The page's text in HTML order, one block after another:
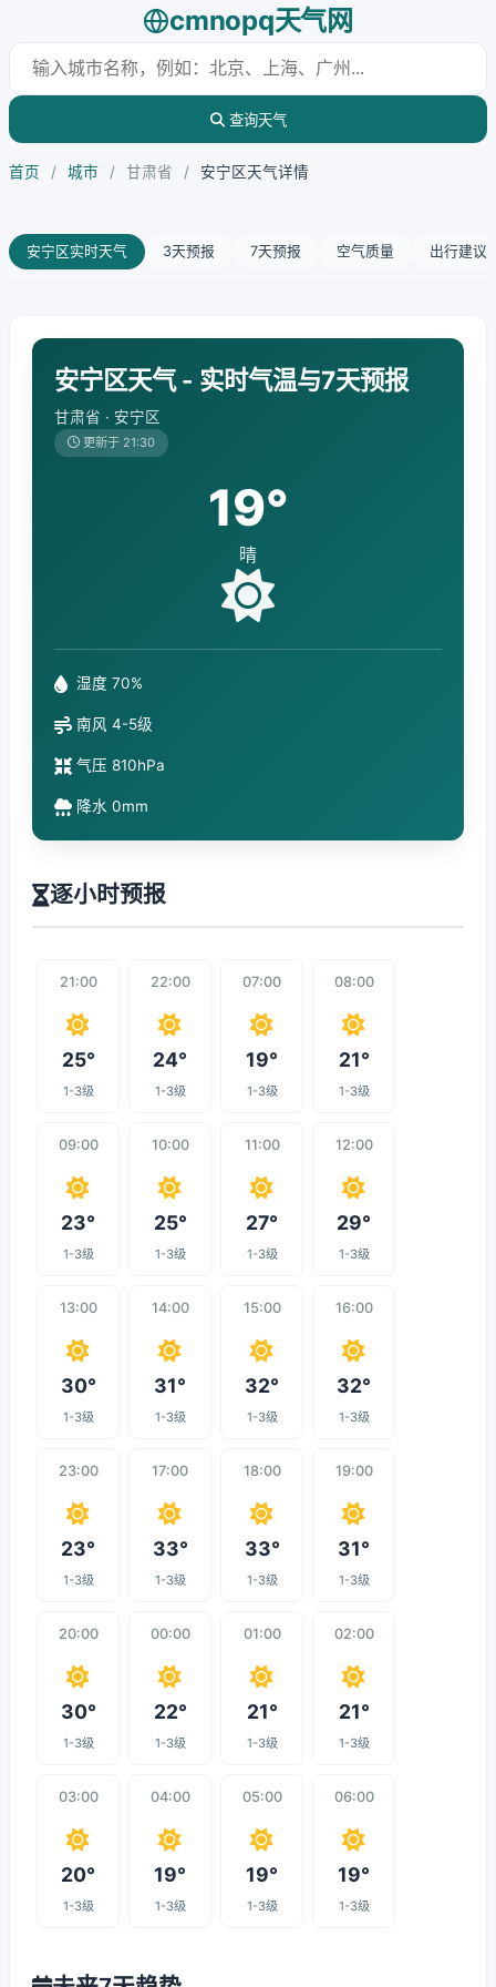
cmnopq天气网
查询天气
首页 / 城市 / 甘肃省 / 安宁区天气详情
安宁区实时天气 3天预报 7天预报 空气质量 出行建议
安宁区天气 - 实时气温与7天预报
甘肃省 · 安宁区
更新于 21:30
19°
晴
湿度 70%
南风 4-5级
气压 810hPa
降水 0mm
逐小时预报
21:00
25°
1-3级
22:00
24°
1-3级
07:00
19°
1-3级
08:00
21°
1-3级
09:00
23°
1-3级
10:00
25°
1-3级
11:00
27°
1-3级
12:00
29°
1-3级
13:00
30°
1-3级
14:00
31°
1-3级
15:00
32°
1-3级
16:00
32°
1-3级
23:00
23°
1-3级
17:00
33°
1-3级
18:00
33°
1-3级
19:00
31°
1-3级
20:00
30°
1-3级
00:00
22°
1-3级
01:00
21°
1-3级
02:00
21°
1-3级
03:00
20°
1-3级
04:00
19°
1-3级
05:00
19°
1-3级
06:00
19°
1-3级